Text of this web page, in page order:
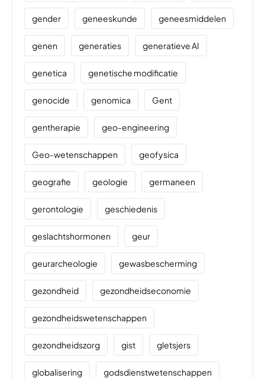
gender geneeskunde geneesmiddelen
genen generaties generatieve AI
genetica genetische modificatie
genocide genomica Gent
gentherapie geo-engineering
Geo-wetenschappen geofysica
geografie geologie germaneen
gerontologie geschiedenis
geslachtshormonen geur
geurarcheologie gewasbescherming
gezondheid gezondheidseconomie
gezondheidswetenschappen
gezondheidszorg gist gletsjers
globalisering godsdienstwetenschappen